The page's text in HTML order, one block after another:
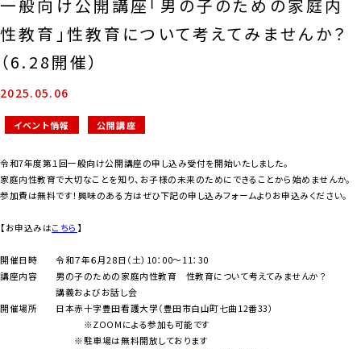
一般向け公開講座「男の子のための家庭内
性教育」性教育について考えてみませんか？
（6.28開催）
2025.05.06
イベント情報 公開講座
令和7年度第１回一般向け公開講座の申し込み受付を開始いたしました。
家庭内性教育で大切なことを知り、お子様の未来のためにできることから始めませんか。
参加費は無料です！興味のある方はぜひ下記の申し込みフォームよりお申込みください。
【お申込みはこちら 】
開催日時 令和７年６月28日（土） 10： 00～11： 30
講座内容 男の子のための家庭内性教育 性教育について考えてみませんか？
講義およびお話し会
開催場所 日本赤十字豊田看護大学（豊田市白山町七曲12番33）
※ZOOMによる参加も可能です
※駐車場は無料開放しております